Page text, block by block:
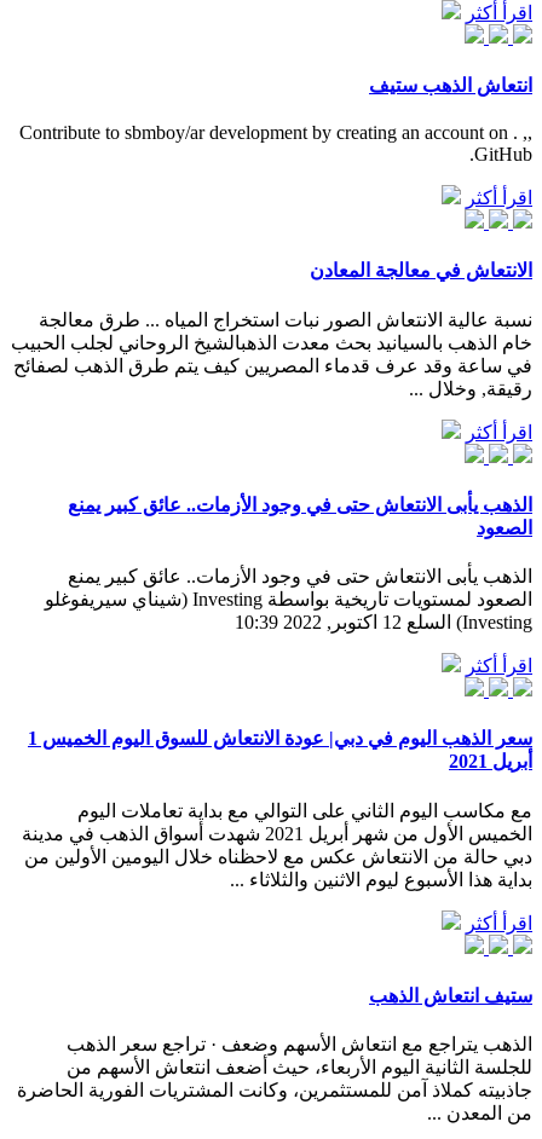
اقرأ أكثر
انتعاش الذهب ستيف
,, . Contribute to sbmboy/ar development by creating an account on
GitHub.
اقرأ أكثر
الانتعاش في معالجة المعادن
نسبة عالية الانتعاش الصور نبات استخراج المياه ... طرق معالجة
خام الذهب بالسيانيد بحث معدت الذهبالشيخ الروحاني لجلب الحبيب
في ساعة وقد عرف قدماء المصريين كيف يتم طرق الذهب لصفائح
رقيقة, وخلال ...
اقرأ أكثر
الذهب يأبى الانتعاش حتى في وجود الأزمات.. عائق كبير يمنع
الصعود
الذهب يأبى الانتعاش حتى في وجود الأزمات.. عائق كبير يمنع
الصعود لمستويات تاريخية بواسطة Investing (شيناي سيريفوغلو
Investing) السلع 12 اكتوبر, 2022 10:39
اقرأ أكثر
سعر الذهب اليوم في دبي| عودة الانتعاش للسوق اليوم الخميس 1
أبريل 2021
مع مكاسب اليوم الثاني على التوالي مع بداية تعاملات اليوم
الخميس الأول من شهر أبريل 2021 شهدت أسواق الذهب في مدينة
دبي حالة من الانتعاش عكس مع لاحظناه خلال اليومين الأولين من
بداية هذا الأسبوع ليوم الاثنين والثلاثاء ...
اقرأ أكثر
ستيف انتعاش الذهب
الذهب يتراجع مع انتعاش الأسهم وضعف · تراجع سعر الذهب
للجلسة الثانية اليوم الأربعاء، حيث أضعف انتعاش الأسهم من
جاذبيته كملاذ آمن للمستثمرين، وكانت المشتريات الفورية الحاضرة
من المعدن ...